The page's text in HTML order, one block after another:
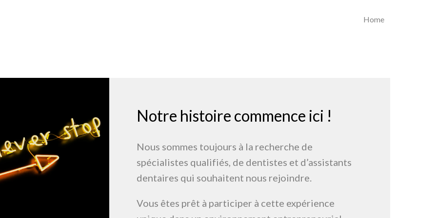
Home
Notre histoire commence ici !
Nous sommes toujours à la recherche de
spécialistes qualifiés, de dentistes et d’assistants
dentaires qui souhaitent nous rejoindre.
Vous êtes prêt à participer à cette expérience